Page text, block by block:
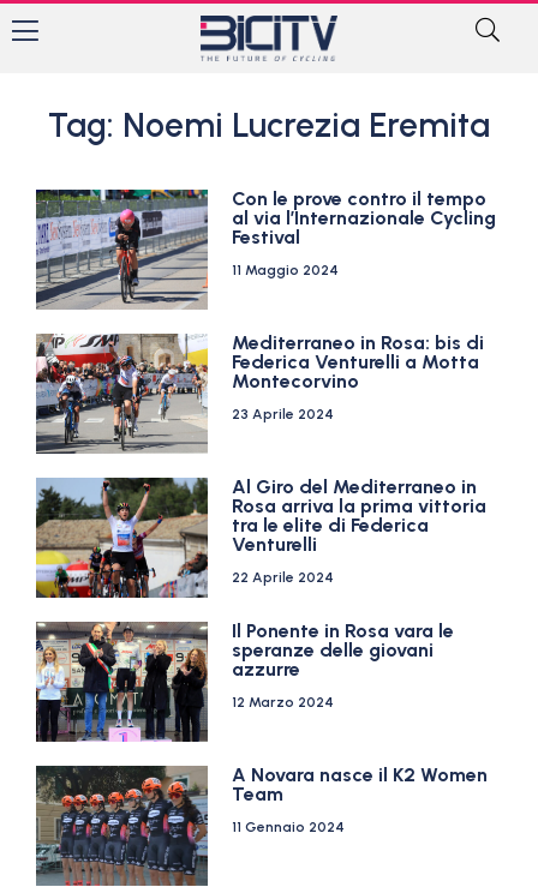
Tag: Noemi Lucrezia Eremita
Con le prove contro il tempo
al via l’Internazionale Cycling
Festival
11 Maggio 2024
Mediterraneo in Rosa: bis di
Federica Venturelli a Motta
Montecorvino
23 Aprile 2024
Al Giro del Mediterraneo in
Rosa arriva la prima vittoria
tra le elite di Federica
Venturelli
22 Aprile 2024
Il Ponente in Rosa vara le
speranze delle giovani
azzurre
12 Marzo 2024
A Novara nasce il K2 Women
Team
11 Gennaio 2024